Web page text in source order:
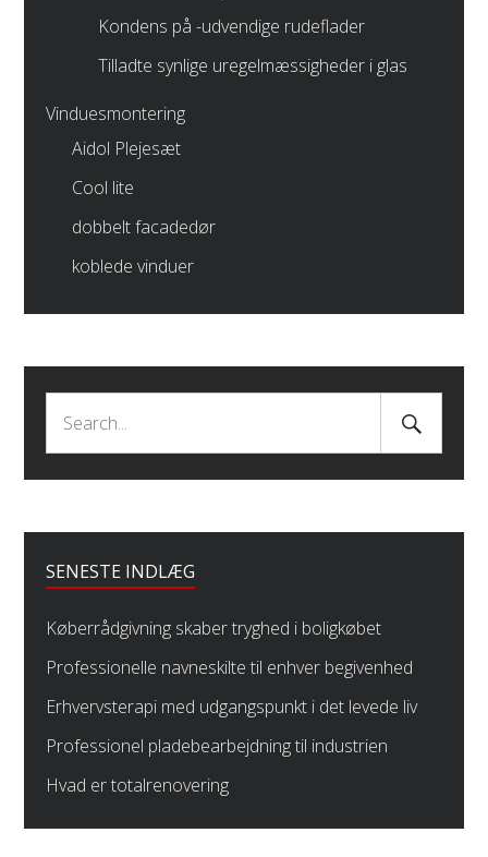
Kondens på -udvendige rudeflader
Tilladte synlige uregelmæssigheder i glas
Vinduesmontering
Aidol Plejesæt
Cool lite
dobbelt facadedør
koblede vinduer
Search
for:
Search
Submit
SENESTE INDLÆG
Køberrådgivning skaber tryghed i boligkøbet
Professionelle navneskilte til enhver begivenhed
Erhvervsterapi med udgangspunkt i det levede liv
Professionel pladebearbejdning til industrien
Hvad er totalrenovering